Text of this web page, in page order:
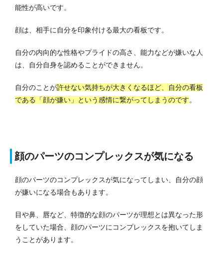
能性が高いです。
顔は、相手に自分を印象付ける最大の看板です。
自分の内向的な性格やプライドの高さ、能力などが嫌いな人
は、自分自身を認めることができません。
自分のことが許せない気持ちが大きくなるほど、自分の看板
である「顔が嫌い」という感情に繋がってしまうのです。
顔のパーツのコンプレックスが気になる
顔のパーツのコンプレックスが気になってしまい、自分の顔
が嫌いになる場合もあります。
目や鼻、唇など、特徴的な顔のパーツが理想とは異なった形
をしていた場合、顔のパーツにコンプレックスを抱いてしま
うことがあります。